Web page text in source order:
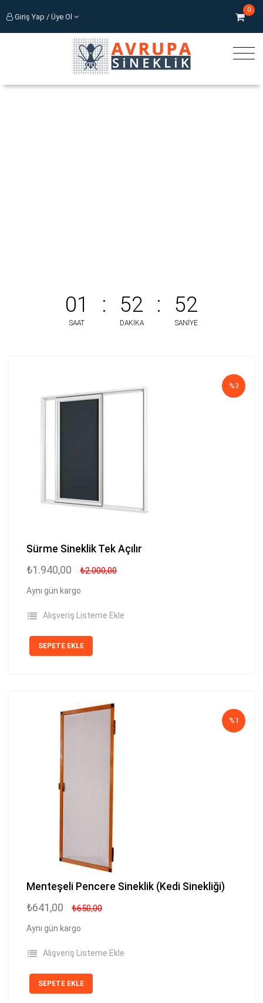
Giriş Yap / Üye Ol
0
01
SAAT
: 52
DAKIKA
: 52
SANIYE
%3
Sürme Sineklik Tek Açılır
₺1.940,00 ₺2.000,00
Aynı gün kargo
Alışveriş Listeme Ekle
SEPETE EKLE
%1
Menteşeli Pencere Sineklik (Kedi Sinekliği)
₺641,00 ₺650,00
Aynı gün kargo
Alışveriş Listeme Ekle
SEPETE EKLE